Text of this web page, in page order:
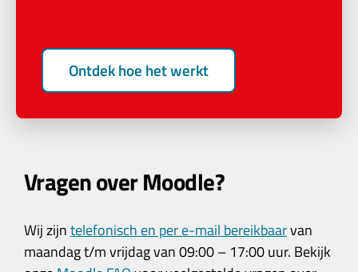
Ontdek hoe het werkt
Vragen over Moodle?
Wij zijntelefonisch en per e-mail bereikbaarvan
maandag t/m vrijdag van 09:00 – 17:00 uur. Bekijk